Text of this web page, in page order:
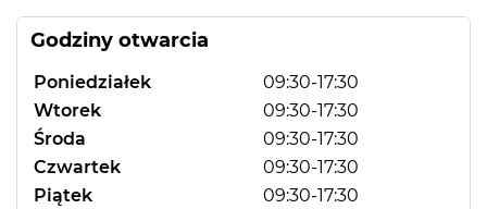
Godziny otwarcia
Poniedziałek
09:30-17:30
Wtorek
09:30-17:30
Środa
09:30-17:30
Czwartek
09:30-17:30
Piątek
09:30-17:30